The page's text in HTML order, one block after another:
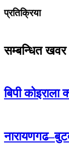
प्रतिक्रिया
सम्बन्धित खवर
बिपी कोइराला